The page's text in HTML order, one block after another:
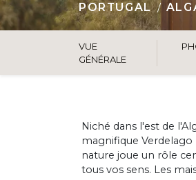
PORTUGAL
VUE
GÉNÉRALE
Niché dans l'est de
magnifique
nature joue un rôle
tous vos sens. Les